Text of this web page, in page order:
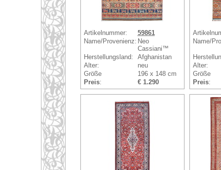
Artikelnummer:
59861
Name/Provenienz: Neo
Cassiani™
Herstellungsland:
Afghanistan
Alter:
neu
Größe
196 x 148 cm
Preis: € 1.290
Name/
Alter:
Größe
Preis: